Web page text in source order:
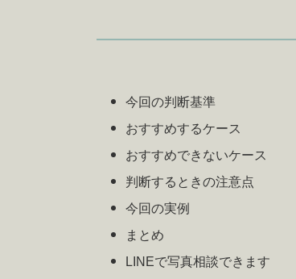
今回の判断基準
おすすめするケース
おすすめできないケース
判断するときの注意点
今回の実例
まとめ
LINEで写真相談できます